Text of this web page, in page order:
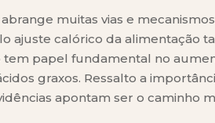
muitas vias e
ajuste calórico da alimentação
tem papel fundamental no
graxos. Ressalto a
apontam ser o caminho